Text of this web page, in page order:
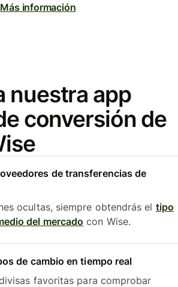
Más información
nuestra app
conversión de
de transferencias de
ocultas, siempre obtendrás el tipo
del mercado con Wise.
de cambio en tiempo real
favoritas para comprobar